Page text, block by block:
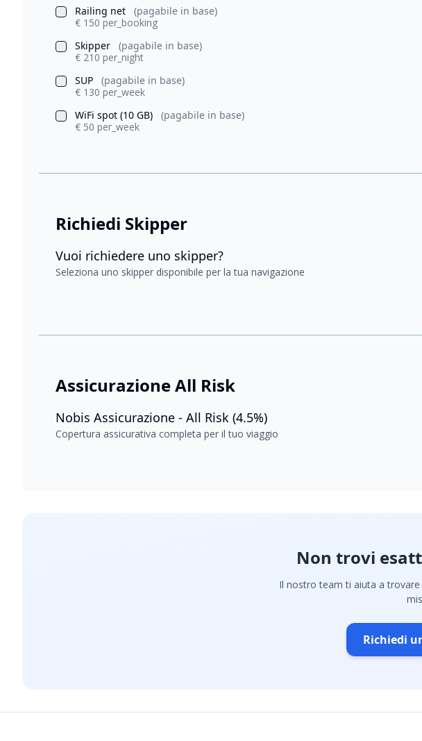
Railing net
(pagabile in base)
€ 150 per_booking
Skipper
(pagabile in base)
€ 210 per_night
SUP
(pagabile in base)
€ 130 per_week
WiFi spot (10 GB)
(pagabile in base)
€ 50 per_week
Richiedi Skipper
Vuoi richiedere uno skipper?
Seleziona uno skipper disponibile per la tua navigazione
Assicurazione All Risk
Nobis Assicurazione - All Risk (4.5%)
Copertura assicurativa completa per il tuo viaggio
Non trovi
Il nostro team ti aiuta a
Richiedi